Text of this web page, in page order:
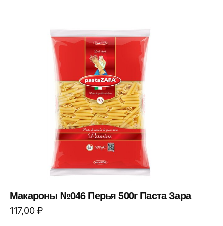
Макароны №046 Перья 500г Паста Зара
117,00₽